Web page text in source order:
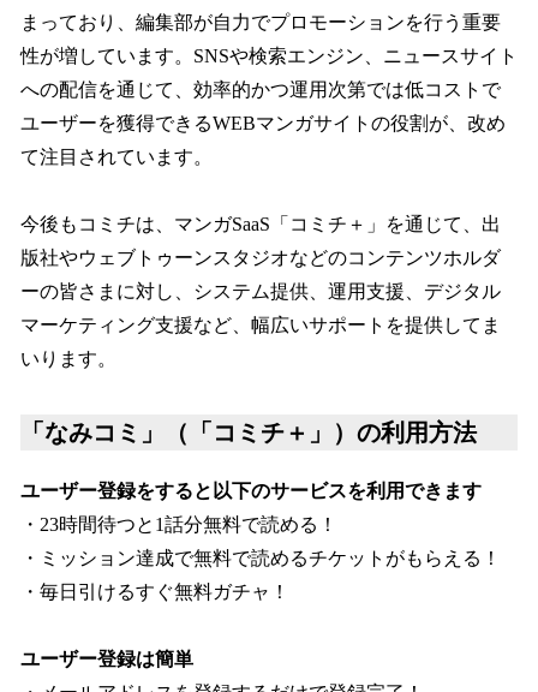
まっており、編集部が自力でプロモーションを行う重要
性が増しています。SNSや検索エンジン、ニュースサイト
への配信を通じて、効率的かつ運用次第では低コストで
ユーザーを獲得できるWEBマンガサイトの役割が、改め
て注目されています。
今後もコミチは、マンガSaaS「コミチ＋」を通じて、出
版社やウェブトゥーンスタジオなどのコンテンツホルダ
ーの皆さまに対し、システム提供、運用支援、デジタル
マーケティング支援など、幅広いサポートを提供してま
いります。
「なみコミ」（「コミチ＋」）の利用方法
ユーザー登録をすると以下のサービスを利用できます
・23時間待つと1話分無料で読める！
・ミッション達成で無料で読めるチケットがもらえる！
・毎日引けるすぐ無料ガチャ！
ユーザー登録は簡単